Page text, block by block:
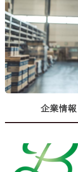
企業情報